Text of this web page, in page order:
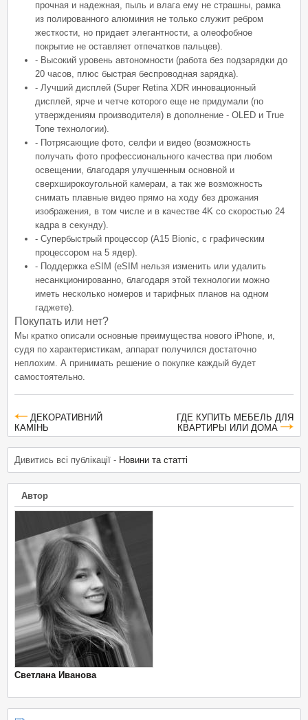
прочная и надежная, пыль и влага ему не страшны, рамка
из полированного алюминия не только служит ребром
жесткости, но придает элегантности, а олеофобное
покрытие не оставляет отпечатков пальцев).
- Высокий уровень автономности (работа без подзарядки до
20 часов, плюс быстрая беспроводная зарядка).
- Лучший дисплей (Super Retina XDR инновационный
дисплей, ярче и четче которого еще не придумали (по
утверждениям производителя) в дополнение - OLED и True
Tone технологии).
- Потрясающие фото, селфи и видео (возможность
получать фото профессионального качества при любом
освещении, благодаря улучшенным основной и
сверхширокоугольной камерам, а так же возможность
снимать плавные видео прямо на ходу без дрожания
изображения, в том числе и в качестве 4K со скоростью 24
кадра в секунду).
- Супербыстрый процессор (A15 Bionic, с графическим
процессором на 5 ядер).
- Поддержка eSIM (eSIM нельзя изменить или удалить
несанкционированно, благодаря этой технологии можно
иметь несколько номеров и тарифных планов на одном
гаджете).
Покупать или нет?
Мы кратко описали основные преимущества нового iPhone, и,
судя по характеристикам, аппарат получился достаточно
неплохим. А принимать решение о покупке каждый будет
самостоятельно.
ДЕКОРАТИВНИЙ
КАМІНЬ
ГДЕ КУПИТЬ МЕБЕЛЬ ДЛЯ
КВАРТИРЫ ИЛИ ДОМА
Дивитись всі публікації - Новини та статті
Автор
Светлана Иванова